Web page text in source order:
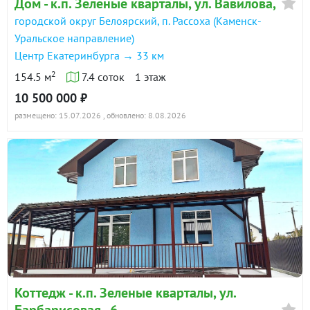
городской округ Белоярский, п. Рассоха (Каменск-
Уральское направление)
Центр Екатеринбурга → 33 км
154.5 м2 7.4 соток 1 этаж
10 500 000 ₽
размещено: 15.07.2026 , обновлено: 8.08.2026
Коттедж - к.п. Зеленые кварталы, ул.